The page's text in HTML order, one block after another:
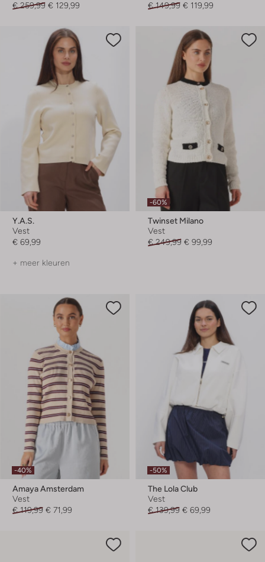
€ 259,99 € 129,99
€ 149,99 € 119,99
Y.a.s.
Vest
€ 69,99
+ meer kleuren
-60%
Twinset Milano
Vest
€ 249,99 € 99,99
-40%
Amaya Amsterdam
Vest
€ 119,99 € 71,99
-50%
The Lola Club
Vest
€ 139,99 € 69,99